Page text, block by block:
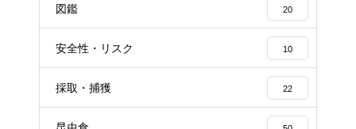
図鑑 20
安全性・リスク 10
採取・捕獲 22